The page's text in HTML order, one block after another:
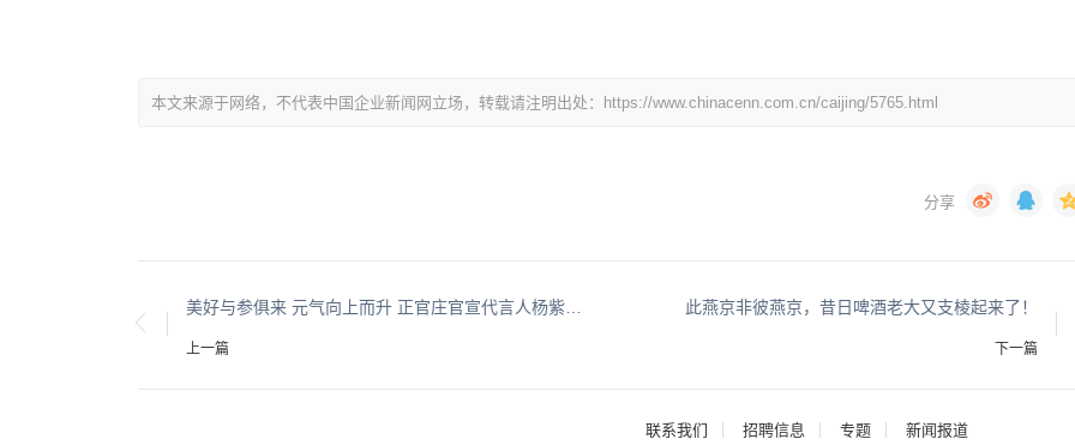
本文来源于网络，不代表中国企业新闻网立场，转载请注明出处：https://www.chinacenn.com.cn/caijing/5765.html
美好与参俱来 元气向上而升 正官庄官宣代言人杨紫新一年继续同行
上一篇
此燕京非彼燕京，昔日啤酒老大又支棱起来了！
下一篇
联系我们 招聘信息 专题 新闻报道